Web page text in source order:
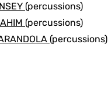
(percussions)
(percussions)
(percussions)